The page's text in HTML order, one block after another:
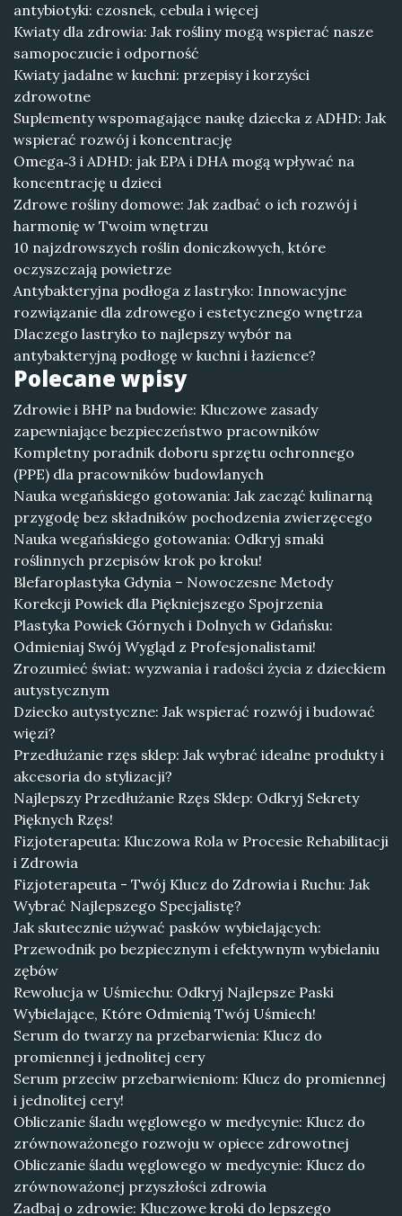
antybiotyki: czosnek, cebula i więcej
Kwiaty dla zdrowia: Jak rośliny mogą wspierać nasze
samopoczucie i odporność
Kwiaty jadalne w kuchni: przepisy i korzyści
zdrowotne
Suplementy wspomagające naukę dziecka z ADHD: Jak
wspierać rozwój i koncentrację
Omega‑3 i ADHD: jak EPA i DHA mogą wpływać na
koncentrację u dzieci
Zdrowe rośliny domowe: Jak zadbać o ich rozwój i
harmonię w Twoim wnętrzu
10 najzdrowszych roślin doniczkowych, które
oczyszczają powietrze
Antybakteryjna podłoga z lastryko: Innowacyjne
rozwiązanie dla zdrowego i estetycznego wnętrza
Dlaczego lastryko to najlepszy wybór na
antybakteryjną podłogę w kuchni i łazience?
Polecane wpisy
Zdrowie i BHP na budowie: Kluczowe zasady
zapewniające bezpieczeństwo pracowników
Kompletny poradnik doboru sprzętu ochronnego
(PPE) dla pracowników budowlanych
Nauka wegańskiego gotowania: Jak zacząć kulinarną
przygodę bez składników pochodzenia zwierzęcego
Nauka wegańskiego gotowania: Odkryj smaki
roślinnych przepisów krok po kroku!
Blefaroplastyka Gdynia – Nowoczesne Metody
Korekcji Powiek dla Piękniejszego Spojrzenia
Plastyka Powiek Górnych i Dolnych w Gdańsku:
Odmieniaj Swój Wygląd z Profesjonalistami!
Zrozumieć świat: wyzwania i radości życia z dzieckiem
autystycznym
Dziecko autystyczne: Jak wspierać rozwój i budować
więzi?
Przedłużanie rzęs sklep: Jak wybrać idealne produkty i
akcesoria do stylizacji?
Najlepszy Przedłużanie Rzęs Sklep: Odkryj Sekrety
Pięknych Rzęs!
Fizjoterapeuta: Kluczowa Rola w Procesie Rehabilitacji
i Zdrowia
Fizjoterapeuta - Twój Klucz do Zdrowia i Ruchu: Jak
Wybrać Najlepszego Specjalistę?
Jak skutecznie używać pasków wybielających:
Przewodnik po bezpiecznym i efektywnym wybielaniu
zębów
Rewolucja w Uśmiechu: Odkryj Najlepsze Paski
Wybielające, Które Odmienią Twój Uśmiech!
Serum do twarzy na przebarwienia: Klucz do
promiennej i jednolitej cery
Serum przeciw przebarwieniom: Klucz do promiennej
i jednolitej cery!
Obliczanie śladu węglowego w medycynie: Klucz do
zrównoważonego rozwoju w opiece zdrowotnej
Obliczanie śladu węglowego w medycynie: Klucz do
zrównoważonej przyszłości zdrowia
Zadbaj o zdrowie: Kluczowe kroki do lepszego